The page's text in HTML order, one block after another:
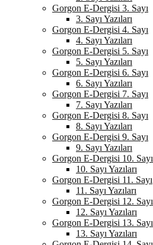
Gorgon E-Dergisi 3. Sayı
3. Sayı Yazıları
Gorgon E-Dergisi 4. Sayı
4. Sayı Yazıları
Gorgon E-Dergisi 5. Sayı
5. Sayı Yazıları
Gorgon E-Dergisi 6. Sayı
6. Sayı Yazıları
Gorgon E-Dergisi 7. Sayı
7. Sayı Yazıları
Gorgon E-Dergisi 8. Sayı
8. Sayı Yazıları
Gorgon E-Dergisi 9. Sayı
9. Sayı Yazıları
Gorgon E-Dergisi 10. Sayı
10. Sayı Yazıları
Gorgon E-Dergisi 11. Sayı
11. Sayı Yazıları
Gorgon E-Dergisi 12. Sayı
12. Sayı Yazıları
Gorgon E-Dergisi 13. Sayı
13. Sayı Yazıları